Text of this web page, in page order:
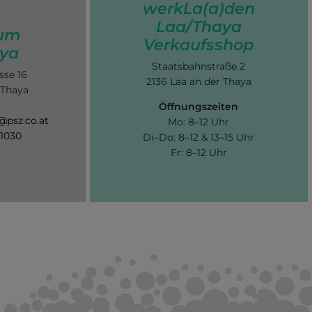
16
werkLa(a)den
Laa/Thaya
Verkaufsshop
Staatsbahnstraße 2
2136 Laa an der Thaya
Öffnungszeiten
Mo: 8–12 Uhr
Di–Do: 8–12 & 13–15 Uhr
Fr: 8–12 Uhr